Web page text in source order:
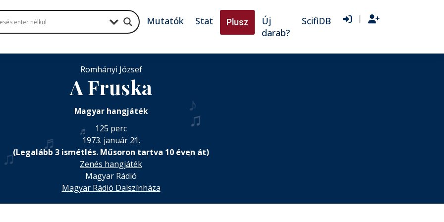
Mutatók Stat Plusz
Új
darab?
ScifiDB |
♫
♬
♪
♩
Romhányi József
A Fruska
Magyar hangjáték
125 perc
1973. január 21.
(Legalább 3 ismétlés. Műsoron tartva 10 éven át)
Zenés hangjáték
Magyar Rádió
Magyar Rádió Dalszínháza